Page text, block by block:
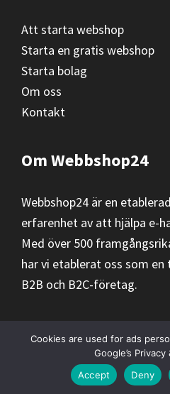
Att starta webshop
Starta en gratis webshop
Starta bolag
Om oss
Kontakt
Om Webbshop24
Webbshop24 är en
erfarenhet av att hjälpa e-
Med över 500
har vi etablerat oss som
B2B och B2C-företag.
Copyright © 2026
Cookies are used for ads
Google’s
Accept
Deny